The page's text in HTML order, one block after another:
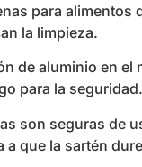
para alimentos
la limpieza.
de aluminio en
para la seguridad.
son seguras de
que la sartén